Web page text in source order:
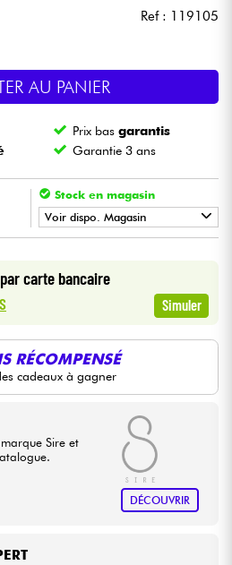
nos marques
Ref : 119105
AU PANIER
Prix basgarantis
Garantie 3 ans
Stock en magasin
Voir dispo. Magasin
•
par carte bancaire
Simuler
RÉCOMPENSÉ
cadeaux à gagner
Sire et
DÉCOUVRIR